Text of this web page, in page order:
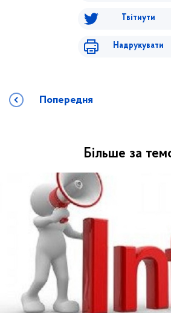
Твітнути
Надрукувати
Попередня
Більше за